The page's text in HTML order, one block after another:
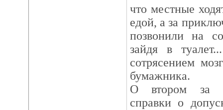
что местные
едой, а за
позвонили на
зайдя в
сотрясением
бумажника.
О втором за
справки о